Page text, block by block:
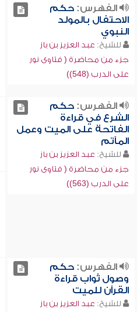
الفهرس:حكم
الاحتفال بالمولد
النبوي
للشيخ: عبد العزيز بن باز
جزء من محاضرة ( فتاوى نور
على الدرب (548))
الفهرس:حكم
الشرع في قراءة
الفاتحة على الميت وعمل
المآتم
للشيخ: عبد العزيز بن باز
جزء من محاضرة ( فتاوى نور
على الدرب (563))
الفهرس:حكم
وصول ثواب قراءة
القرآن للميت
للشيخ: عبد العزيز بن باز